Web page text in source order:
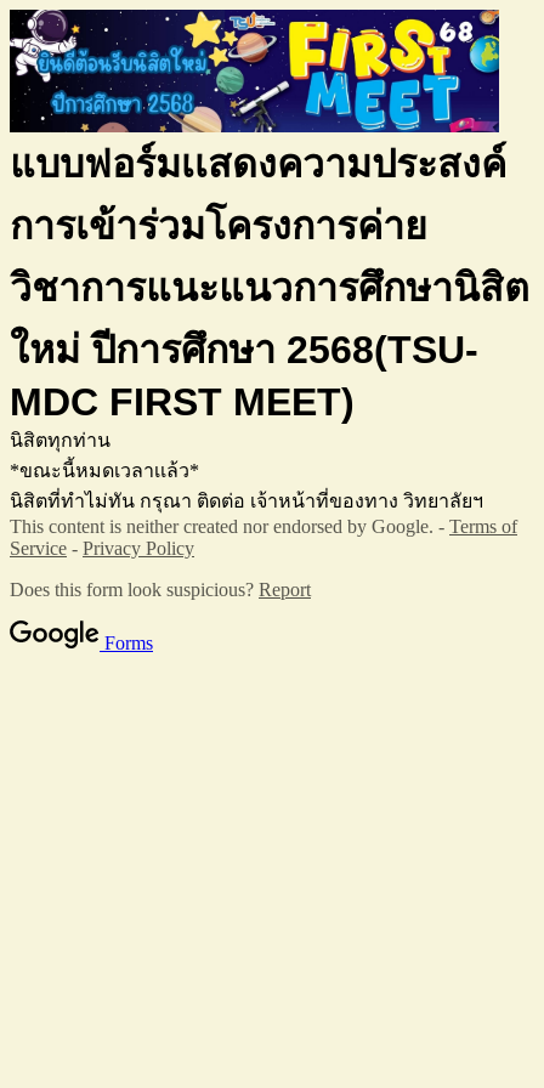
แบบฟอร์มเเสดงความประสงค์
การเข้าร่วมโครงการค่าย
วิชาการแนะแนวการศึกษานิสิต
ใหม่ ปีการศึกษา 2568(TSU-
MDC FIRST MEET)
นิสิตทุกท่าน
*ขณะนี้หมดเวลาเเล้ว*
นิสิตที่ทำไม่ทัน กรุณา ติดต่อ เจ้าหน้าที่ของทาง วิทยาลัยฯ
This content is neither created nor endorsed by Google. - Terms of
Service - Privacy Policy
Does this form look suspicious? Report
Forms